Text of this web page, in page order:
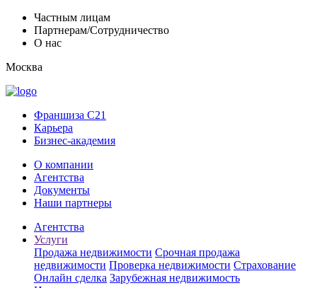
Частным лицам
Партнерам/Сотрудничество
О нас
Москва
Франшиза C21
Карьера
Бизнес-академия
О компании
Агентства
Документы
Наши партнеры
Агентства
Услуги
Продажа недвижимости Срочная продажа
недвижимости Проверка недвижимости Страхование
Онлайн сделка Зарубежная недвижимость